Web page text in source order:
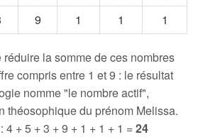
9 1 1 1
la somme de ces nombres
compris entre 1 et 9 : le résultat
nomme "le nombre actif",
théosophique du prénom Melissa.
+ 5 + 3 + 9 + 1 + 1 + 1 =24